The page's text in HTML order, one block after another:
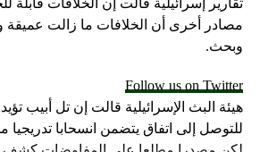
تقارير إسرائيلية قالت إن الخلافات
مصادر أخرى أن الخلافات ما زالت عميقة
وبحث.
Follow us on Twitter
هيئة البث الإسرائيلية قالت إن تل أبيب تؤيد
للتوصل إلى اتفاق يتضمن انسحابا تدريجيا